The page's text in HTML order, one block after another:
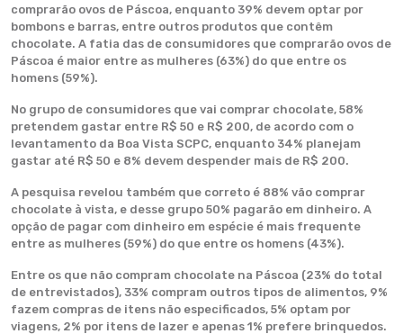
comprarão ovos de Páscoa, enquanto 39% devem optar por
bombons e barras, entre outros produtos que contêm
chocolate. A fatia das de consumidores que comprarão ovos de
Páscoa é maior entre as mulheres (63%) do que entre os
homens (59%).
No grupo de consumidores que vai comprar chocolate, 58%
pretendem gastar entre R$ 50 e R$ 200, de acordo com o
levantamento da Boa Vista SCPC, enquanto 34% planejam
gastar até R$ 50 e 8% devem despender mais de R$ 200.
A pesquisa revelou também que correto é 88% vão comprar
chocolate à vista, e desse grupo 50% pagarão em dinheiro. A
opção de pagar com dinheiro em espécie é mais frequente
entre as mulheres (59%) do que entre os homens (43%).
Entre os que não compram chocolate na Páscoa (23% do total
de entrevistados), 33% compram outros tipos de alimentos, 9%
fazem compras de itens não especificados, 5% optam por
viagens, 2% por itens de lazer e apenas 1% prefere brinquedos.